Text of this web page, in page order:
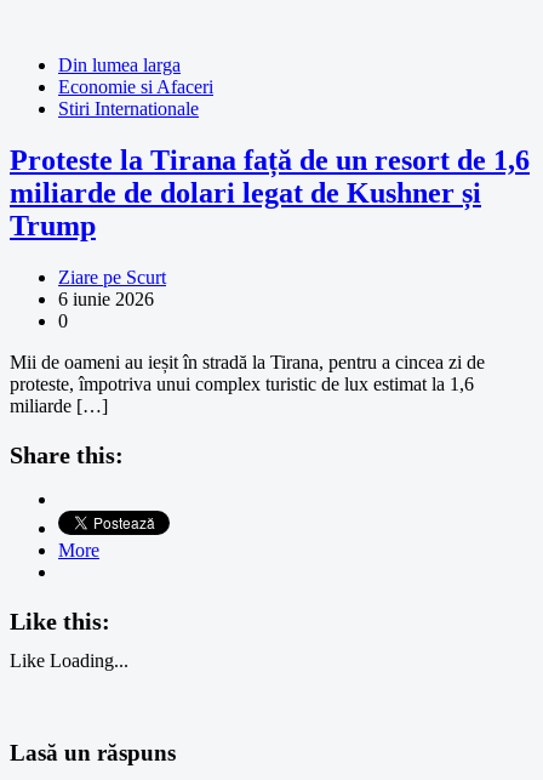
Din lumea larga
Economie si Afaceri
Stiri Internationale
Proteste la Tirana față de un resort de 1,6
miliarde de dolari legat de Kushner și
Trump
Ziare pe Scurt
6 iunie 2026
0
Mii de oameni au ieșit în stradă la Tirana, pentru a cincea zi de
proteste, împotriva unui complex turistic de lux estimat la 1,6
miliarde […]
Share this:
More
Like this:
Like Loading...
Lasă un răspuns